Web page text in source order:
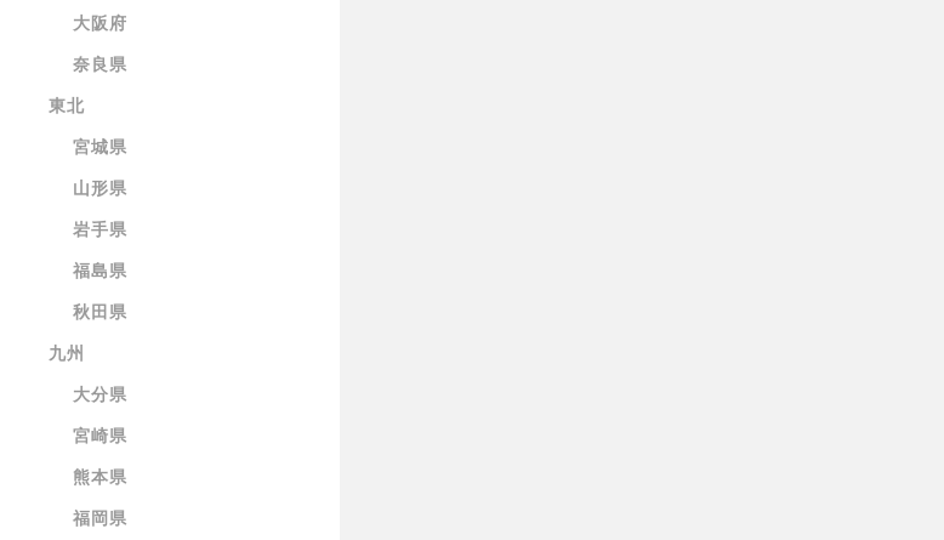
大阪府
奈良県
東北
宮城県
山形県
岩手県
福島県
秋田県
九州
大分県
宮崎県
熊本県
福岡県